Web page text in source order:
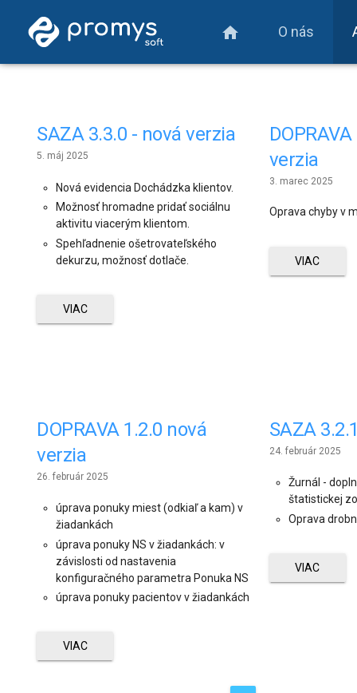
home O nás
SAZA 3.3.0 - nová verzia
5. máj 2025
Nová evidencia Dochádzka klientov.
Možnosť hromadne pridať sociálnu
aktivitu viacerým klientom.
Spehľadnenie ošetrovateľského
dekurzu, možnosť dotlače.
VIAC
verzia
3. marec 2025
Oprava chyby v
VIAC
DOPRAVA 1.2.0 nová
verzia
26. február 2025
úprava ponuky miest (odkiaľ a kam) v
žiadankách
úprava ponuky NS v žiadankách: v
závislosti od nastavenia
konfiguračného parametra Ponuka NS
úprava ponuky pacientov v žiadankách
VIAC
SAZA
24. február 2025
Žurnál -
štatistickej
Oprava
VIAC